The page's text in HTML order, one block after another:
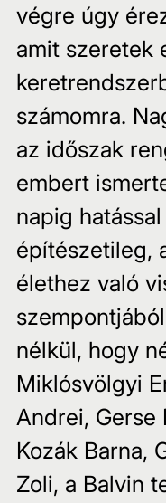
végre úgy
amit szeretek
számomra.
az időszak
embert
napig
építészetileg,
élethez való
nélkül, hogy
Miklósvölgyi
Andrei, Gerse
Kozák Barna,
Zoli, a Balvin